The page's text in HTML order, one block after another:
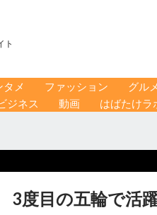
ト
タメ ファッション グルメ
ジネス 動画 はばたけラ
3度目の五輪で活